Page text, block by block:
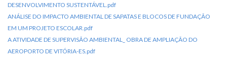
DESENVOLVIMENTO SUSTENTÁVEL.pdf
ANÁLISE DO IMPACTO AMBIENTAL DE SAPATAS E BLOCOS DE FUNDAÇÃO
EM UM PROJETO ESCOLAR.pdf
A ATIVIDADE DE SUPERVISÃO AMBIENTAL_ OBRA DE AMPLIAÇÃO DO
AEROPORTO DE VITÓRIA-ES.pdf